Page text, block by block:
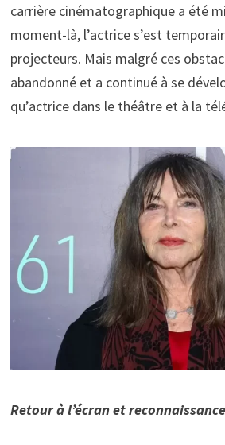
carrière cinématographique a été
moment-là, l’actrice s’est
projecteurs. Mais malgré ces
abandonné et a continué à se
qu’actrice dans le théâtre et à la
Retour à l’écran et reconnaissance